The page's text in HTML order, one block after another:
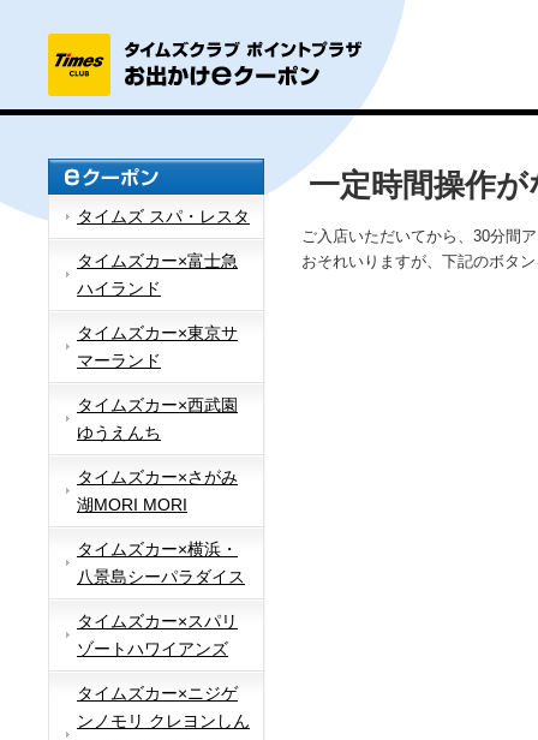
タイムズ スパ・レスタ
タイムズカー×富士急
ハイランド
タイムズカー×東京サ
マーランド
タイムズカー×西武園
ゆうえんち
タイムズカー×さがみ
湖MORI MORI
タイムズカー×横浜・
八景島シーパラダイス
タイムズカー×スパリ
ゾートハワイアンズ
タイムズカー×ニジゲ
ンノモリ クレヨンしん
一定時間操作
ご入店いただいてから、30分間
おそれいりますが、下記のボタ